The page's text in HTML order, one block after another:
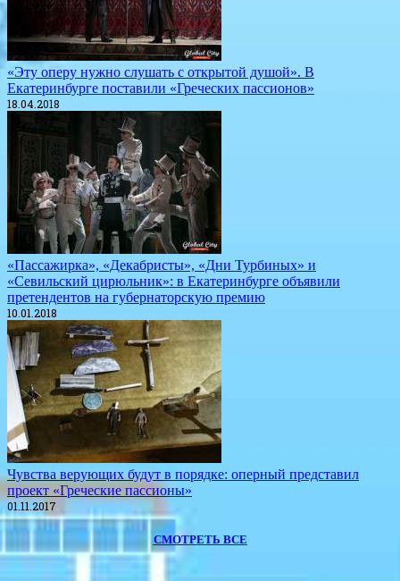
«Эту оперу нужно слушать с открытой душой». В
Екатеринбурге поставили «Греческих пассионов»
18.04.2018
«Пассажирка», «Декабристы», «Дни Турбиных» и
«Севильский цирюльник»: в Екатеринбурге объявили
претендентов на губернаторскую премию
10.01.2018
Чувства верующих будут в порядке: оперный представил
проект «Греческие пассионы»
01.11.2017
СМОТРЕТЬ ВСЕ